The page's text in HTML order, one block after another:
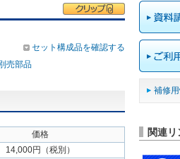
セット構成品を確認する
売部品
価格
14,000円（税別）
補修
関連リ